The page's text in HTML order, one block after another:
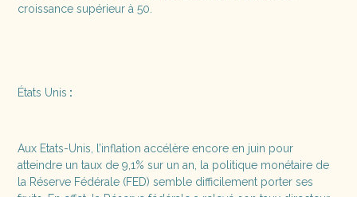
croissance supérieur à 50.
États Unis :
Aux Etats-Unis, l’inflation accélère encore en juin pour
atteindre un taux de 9,1% sur un an, la politique monétaire de
la Réserve Fédérale (FED) semble difficilement porter ses